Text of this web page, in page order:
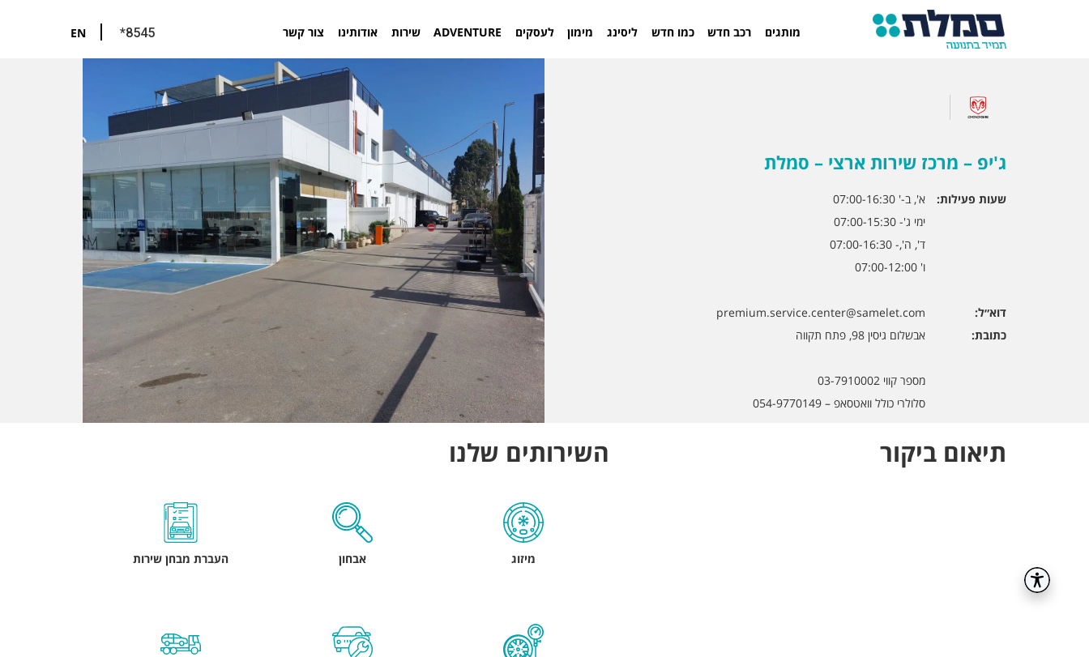
מותגים רכב חדש כמו חדש ליסינג מימון לעסקים ADVENTURE שירות אודותינו צור קשר *8545
EN
ג'יפ – מרכז שירות ארצי – סמלת
שעות פעילות:
א', ב-' 07:00-16:30
ימי ג'- 07:00-15:30
ד', ה',- 07:00-16:30
ו' 07:00-12:00
דוא״ל:
premium.service.center@samelet.com
כתובת:
אבשלום גיסין 98, פתח תקווה
מספר קווי 03-7910002
סלולרי כולל וואטסאפ – 054-9770149
תיאום ביקור השירותים שלנו
מיזוג אבחון העברת מבחן שירות